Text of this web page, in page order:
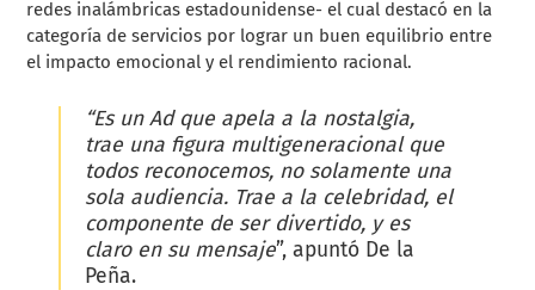
redes inalámbricas estadounidense- el cual destacó en la
categoría de servicios por lograr un buen equilibrio entre
el impacto emocional y el rendimiento racional.
“Es un Ad que apela a la nostalgia,
trae una figura multigeneracional que
todos reconocemos, no solamente una
sola audiencia. Trae a la celebridad, el
componente de ser divertido, y es
claro en su mensaje”, apuntó De la
Peña.